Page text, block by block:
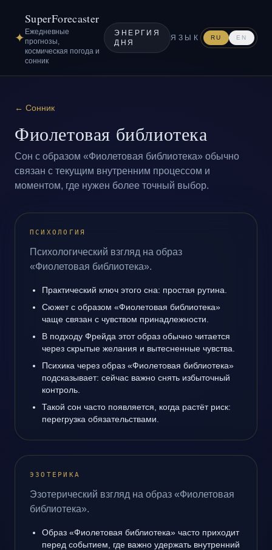
✦
SuperForecaster
Ежедневные
прогнозы,
космическая погода и
сонник
ЭНЕРГИЯ
ДНЯ
ЯЗЫК RU EN
← Сонник
Фиолетовая библиотека
Сон с образом «Фиолетовая библиотека» обычно
связан с текущим внутренним процессом и
моментом, где нужен более точный выбор.
ПСИХОЛОГИЯ
Психологический взгляд на образ
«Фиолетовая библиотека».
Практический ключ этого сна: простая рутина.
Сюжет с образом «Фиолетовая библиотека»
чаще связан с чувством принадлежности.
В подходу Фрейда этот образ обычно читается
через скрытые желания и вытесненные чувства.
Психика через образ «Фиолетовая библиотека»
подсказывает: сейчас важно снять избыточный
контроль.
Такой сон часто появляется, когда растёт риск:
перегрузка обязательствами.
ЭЗОТЕРИКА
Эзотерический взгляд на образ «Фиолетовая
библиотека».
Образ «Фиолетовая библиотека» часто приходит
перед событием, где важно удержать внутренний